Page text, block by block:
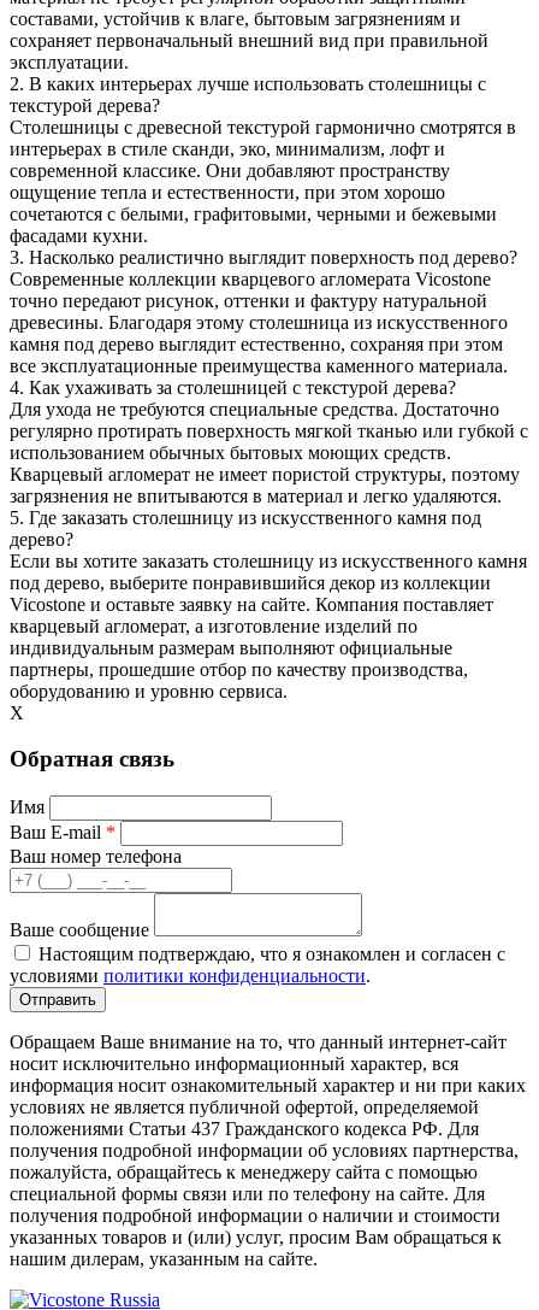
составами, устойчив к влаге, бытовым загрязнениям и
сохраняет первоначальный внешний вид при правильной
эксплуатации.
2. В каких интерьерах лучше использовать столешницы с
текстурой дерева?
Столешницы с древесной текстурой гармонично смотрятся в
интерьерах в стиле сканди, эко, минимализм, лофт и
современной классике. Они добавляют пространству
ощущение тепла и естественности, при этом хорошо
сочетаются с белыми, графитовыми, черными и бежевыми
фасадами кухни.
3. Насколько реалистично выглядит поверхность под дерево?
Современные коллекции кварцевого агломерата Vicostone
точно передают рисунок, оттенки и фактуру натуральной
древесины. Благодаря этому столешница из искусственного
камня под дерево выглядит естественно, сохраняя при этом
все эксплуатационные преимущества каменного материала.
4. Как ухаживать за столешницей с текстурой дерева?
Для ухода не требуются специальные средства. Достаточно
регулярно протирать поверхность мягкой тканью или губкой с
использованием обычных бытовых моющих средств.
Кварцевый агломерат не имеет пористой структуры, поэтому
загрязнения не впитываются в материал и легко удаляются.
5. Где заказать столешницу из искусственного камня под
дерево?
Если вы хотите заказать столешницу из искусственного камня
под дерево, выберите понравившийся декор из коллекции
Vicostone и оставьте заявку на сайте. Компания поставляет
кварцевый агломерат, а изготовление изделий по
индивидуальным размерам выполняют официальные
партнеры, прошедшие отбор по качеству производства,
оборудованию и уровню сервиса.
X
Обратная связь
Имя
Ваш E-mail *
Ваш номер телефона
Ваше сообщение
Настоящим подтверждаю, что я ознакомлен и согласен с
условиями политики конфиденциальности.
Обращаем Ваше внимание на то, что данный интернет-сайт
носит исключительно информационный характер, вся
информация носит ознакомительный характер и ни при каких
условиях не является публичной офертой, определяемой
положениями Статьи 437 Гражданского кодекса РФ. Для
получения подробной информации об условиях партнерства,
пожалуйста, обращайтесь к менеджеру сайта с помощью
специальной формы связи или по телефону на сайте. Для
получения подробной информации о наличии и стоимости
указанных товаров и (или) услуг, просим Вам обращаться к
нашим дилерам, указанным на сайте.